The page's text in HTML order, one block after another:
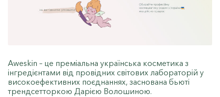
Aweskin – це преміальна українська косметика з
інгредієнтами від провідних світових лабораторій у
високоефективних поєднаннях, заснована бьюті
трендсетторкою Дарією Волошиною.